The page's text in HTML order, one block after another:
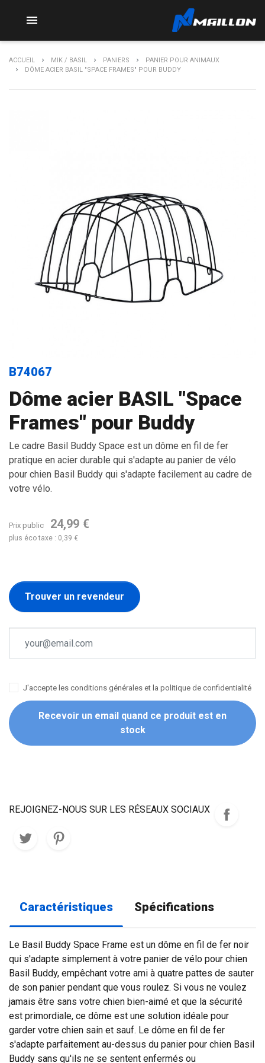

ACCUEIL MIK / BASIL PANIERS
PANIER POUR ANIMAUX
DÔME ACIER BASIL "SPACE FRAMES" POUR BUDDY
B74067
Dôme acier BASIL "Space
Frames" pour Buddy
Le cadre Basil Buddy Space est un dôme en fil de fer
pratique en acier durable qui s'adapte au panier de vélo
pour chien Basil Buddy qui s'adapte facilement au cadre de
votre vélo.
Prix public 24,99 €
plus éco taxe : 0,39 €
Trouver un revendeur
J'accepte les conditions générales et la politique de confidentialité
Recevoir un email quand ce produit est en
stock
REJOIGNEZ-NOUS SUR LES RÉSEAUX SOCIAUX
Caractéristiques Spécifications
Le Basil Buddy Space Frame est un dôme en fil de fer noir
qui s'adapte simplement à votre panier de vélo pour chien
Basil Buddy, empêchant votre ami à quatre pattes de sauter
de son panier pendant que vous roulez. Si vous ne voulez
jamais être sans votre chien bien-aimé et que la sécurité
est primordiale, ce dôme est une solution idéale pour
garder votre chien sain et sauf. Le dôme en fil de fer
s'adapte parfaitement au-dessus du panier pour chien Basil
Buddy sans qu'ils ne se sentent enfermés ou